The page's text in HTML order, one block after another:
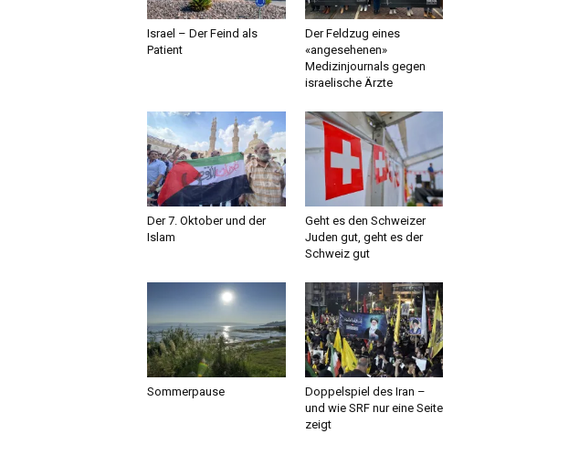
Israel – Der Feind als
Patient
Der Feldzug eines
«angesehenen»
Medizinjournals gegen
israelische Ärzte
Der 7. Oktober und der
Islam
Geht es den Schweizer
Juden gut, geht es der
Schweiz gut
Sommerpause
Doppelspiel des Iran –
und wie SRF nur eine Seite
zeigt